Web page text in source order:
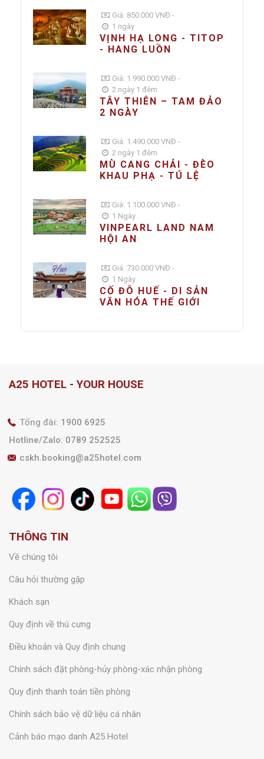
Giá: 850.000 VNĐ -
1 ngày
VỊNH HẠ LONG - TITOP
- HANG LUỒN
Giá: 1.990.000 VNĐ -
2 ngày 1 đêm
TÂY THIÊN – TAM ĐẢO
2 NGÀY
Giá: 1.490.000 VNĐ -
2 ngày 1 đêm
MÙ CANG CHẢI - ĐÈO
KHAU PHẠ - TÚ LỆ
Giá: 1.100.000 VNĐ -
1 Ngày
VINPEARL LAND NAM
HỘI AN
Giá: 730.000 VNĐ -
1 Ngày
CỐ ĐÔ HUẾ - DI SẢN
VĂN HÓA THẾ GIỚI
A25 HOTEL - YOUR HOUSE
Tổng đài: 1900 6925
Hotline/Zalo: 0789 252525
cskh.booking@a25hotel.com
THÔNG TIN
Về chúng tôi
Câu hỏi thường gặp
Khách sạn
Quy định về thú cưng
Điều khoản và Quy định chung
Chính sách đặt phòng-hủy phòng-xác nhận phòng
Quy định thanh toán tiền phòng
Chính sách bảo vệ dữ liệu cá nhân
Cảnh báo mạo danh A25 Hotel